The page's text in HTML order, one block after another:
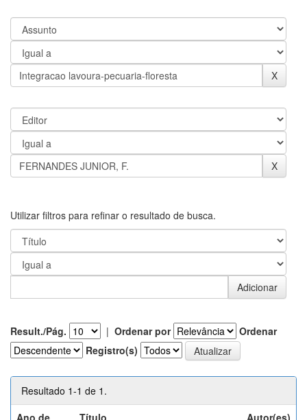
Utilizar filtros para refinar o resultado de busca.
Result./Pág. | Ordenar por
Ordenar
Registro(s)
Resultado 1-1 de 1.
Ano de
Título Autor(es)